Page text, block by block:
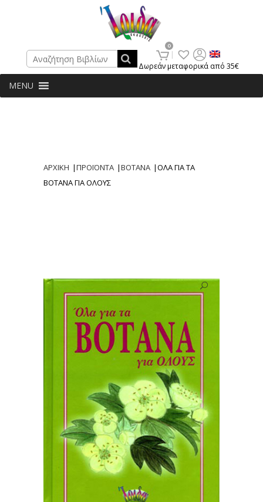
Δωρεάν μεταφορικά από 35€
Search
0
MENU
ΑΡΧΙΚΗ |ΠΡΟΪΟΝΤΑ |ΒΟΤΑΝΑ |ΟΛΑ ΓΙΑ ΤΑ
ΒΟΤΑΝΑ ΓΙΑ ΟΛΟΥΣ